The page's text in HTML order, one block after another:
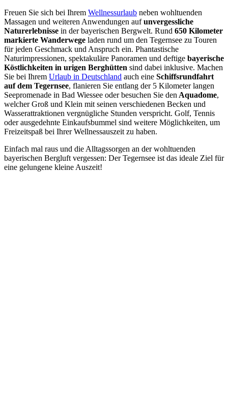
Freuen Sie sich bei Ihrem Wellnessurlaub neben wohltuenden
Massagen und weiteren Anwendungen aufunvergessliche
Naturerlebnisse in der bayerischen Bergwelt. Rund 650 Kilometer
markierte Wanderwege laden rund um den Tegernsee zu Touren
für jeden Geschmack und Anspruch ein. Phantastische
Naturimpressionen, spektakuläre Panoramen und deftige bayerische
Köstlichkeiten in urigen Berghütten sind dabei inklusive. Machen
Sie bei Ihrem Urlaub in Deutschland auch eine Schiffsrundfahrt
auf dem Tegernsee, flanieren Sie entlang der 5 Kilometer langen
Seepromenade in Bad Wiessee oder besuchen Sie den Aquadome,
welcher Groß und Klein mit seinen verschiedenen Becken und
Wasserattraktionen vergnügliche Stunden verspricht. Golf, Tennis
oder ausgedehnte Einkaufsbummel sind weitere Möglichkeiten, um
Freizeitspaß bei Ihrer Wellnessauszeit zu haben.
Einfach mal raus und die Alltagssorgen an der wohltuenden
bayerischen Bergluft vergessen: Der Tegernsee ist das ideale Ziel für
eine gelungene kleine Auszeit!